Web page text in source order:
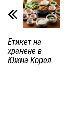
Етикет на
хранене в
Южна Корея